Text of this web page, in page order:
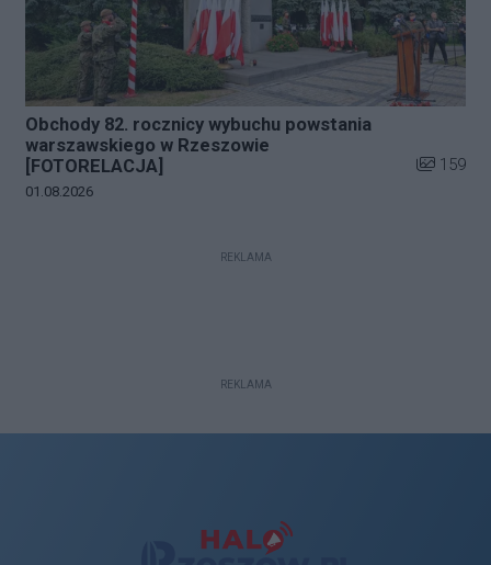
Obchody 82. rocznicy wybuchu powstania
warszawskiego w Rzeszowie
[FOTORELACJA]
Liczba
159
Data dodania galerii:
01.08.2026
REKLAMA
REKLAMA